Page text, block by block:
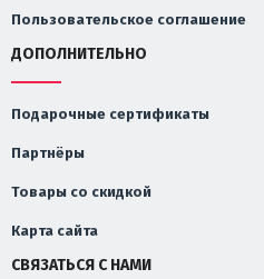
Пользовательское соглашение
ДОПОЛНИТЕЛЬНО
Подарочные сертификаты
Партнёры
Товары со скидкой
Карта сайта
СВЯЗАТЬСЯ С НАМИ